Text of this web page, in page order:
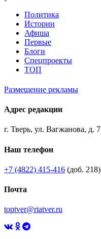
Политика
Истории
Афиша
Первые
Блоги
Спецпроекты
ТОП
Размещение рекламы
Адрес редакции
г. Тверь, ул. Вагжанова, д. 7
Наш телефон
+7 (4822) 415-416 (доб. 218)
Почта
toptver@riatver.ru